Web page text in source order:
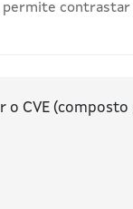
permite contrastar
o CVE (composto